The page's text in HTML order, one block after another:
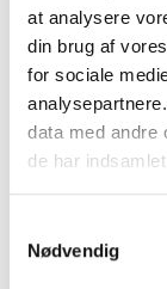
at analysere
din brug af
for sociale
data med andre
de har
Nødvendig
Tag vores nye